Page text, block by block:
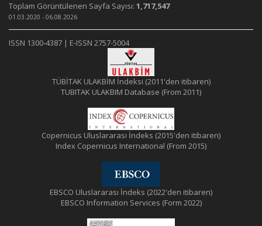
Toplam Görüntülenen Sayfa Sayısı: 1,717,547
01.03.2020 - 06.08.2026
ISSN 1300-4387 | E-ISSN 2757-5004
TÜBİTAK ULAKBİM İndeksi (2011'den itibaren)
TUBITAK ULAKBIM Database (From 2011)
Copernicus Uluslararası İndeks (2015'den itibaren)
Index Copernicus International (From 2015)
EBSCO Uluslararası İndeks (2022'den itibaren)
EBSCO Information Services (Form 2022)